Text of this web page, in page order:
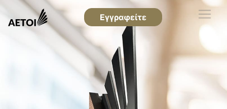
Εγγραφείτε